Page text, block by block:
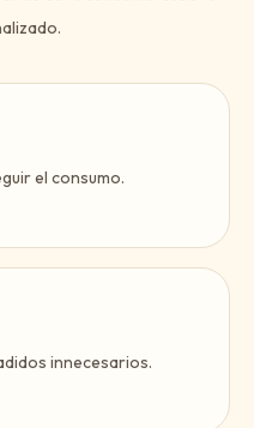
el consumo.
innecesarios.